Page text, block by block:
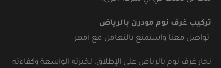
تركيب غرف نوم مودرن بالرياض
تواصل معنا واستمتع بالتعامل مع أمهر
نجار غرف نوم بالرياض على الإطلاق، لخبرته الواسعة وكفاءته